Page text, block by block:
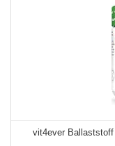
vit4ever